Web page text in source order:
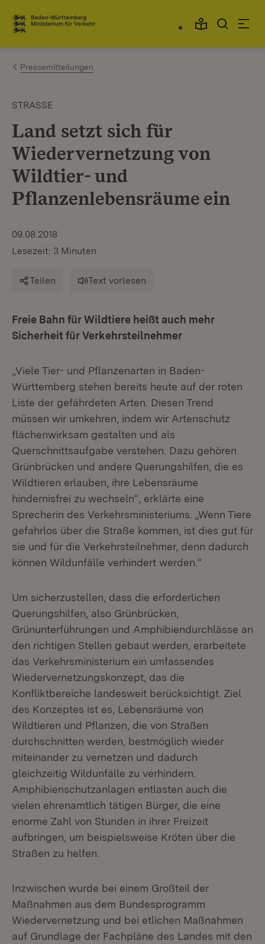
Zum Inhalt springen
Link zur Startseite
Pressemitteilungen
STRASSE
Land setzt sich für
Wiedervernetzung von
Wildtier- und
Pflanzenlebensräume ein
09.08.2018
Lesezeit: 3 Minuten
Teilen Text vorlesen
Freie Bahn für Wildtiere heißt auch mehr
Sicherheit für Verkehrsteilnehmer
„Viele Tier- und Pflanzenarten in Baden-
Württemberg stehen bereits heute auf der roten
Liste der gefährdeten Arten. Diesen Trend
müssen wir umkehren, indem wir Artenschutz
flächenwirksam gestalten und als
Querschnittsaufgabe verstehen. Dazu gehören
Grünbrücken und andere Querungshilfen, die es
Wildtieren erlauben, ihre Lebensräume
hindernisfrei zu wechseln“, erklärte eine
Sprecherin des Verkehrsministeriums. „Wenn Tiere
gefahrlos über die Straße kommen, ist dies gut für
sie und für die Verkehrsteilnehmer, denn dadurch
können Wildunfälle verhindert werden.“
Um sicherzustellen, dass die erforderlichen
Querungshilfen, also Grünbrücken,
Grünunterführungen und Amphibiendurchlässe an
den richtigen Stellen gebaut werden, erarbeitete
das Verkehrsministerium ein umfassendes
Wiedervernetzungskonzept, das die
Konfliktbereiche landesweit berücksichtigt. Ziel
des Konzeptes ist es, Lebensräume von
Wildtieren und Pflanzen, die von Straßen
durchschnitten werden, bestmöglich wieder
miteinander zu vernetzen und dadurch
gleichzeitig Wildunfälle zu verhindern.
Amphibienschutzanlagen entlasten auch die
vielen ehrenamtlich tätigen Bürger, die eine
enorme Zahl von Stunden in ihrer Freizeit
aufbringen, um beispielsweise Kröten über die
Straßen zu helfen.
Inzwischen wurde bei einem Großteil der
Maßnahmen aus dem Bundesprogramm
Wiedervernetzung und bei etlichen Maßnahmen
auf Grundlage der Fachpläne des Landes mit den